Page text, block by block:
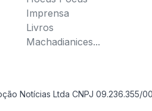
Imprensa
Livros
Machadianices...
Notícias Ltda CNPJ 09.236.355/